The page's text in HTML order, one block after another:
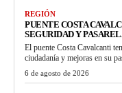
REGIÓN
PUENTE COSTA
SEGURIDAD Y
El puente Costa Cavalcanti
ciudadanía y mejoras en su
6 de agosto de 2026